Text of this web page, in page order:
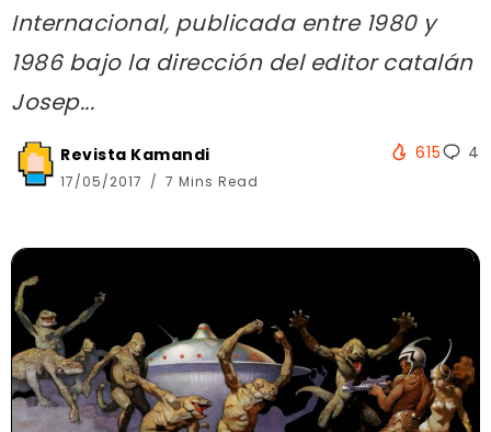
Internacional, publicada entre 1980 y
1986 bajo la dirección del editor catalán
Josep...
Revista Kamandi
17/05/2017 7 Mins Read
615 4